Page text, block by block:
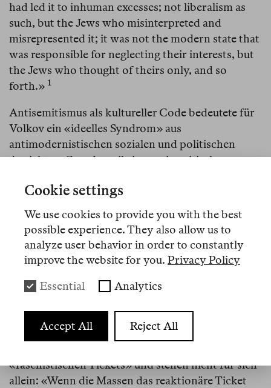
had led it to inhuman excesses; not liberalism as
such, but the Jews who misinterpreted and
misrepresented it; it was not the modern state that
was responsible for neglecting their interests, but
the Jews who thought of theirs only, and so
forth.»⁠ 1
Antisemitismus als kultureller Code bedeutete für
Volkov ein «ideelles Syndrom» aus
antimodernistischen sozialen und politischen
Ansichten. Gerade weil eine antisemitische
späten 19. Jahrhunderts vergleichsweise wenig
verbreitet war, konnte der Antisemitismus zu
einem politischen und subkulturellen Symbol
werden – zum Erkennungszeichen eines
antimodernen Milieus. Volkov lieferte damit ein
empirisches Beispiel für die siebte These der
«Elemente des Antisemitismus», die Horkheimer
hinzugefügt hatten. Der These zufolge sind
«faschistischen Tickets» und stehen nicht für sich
allein: «Wenn die Massen das reaktionäre Ticket
Cookie settings
We use cookies to provide you with the best
possible experience. They also allow us to
analyze user behavior in order to constantly
improve the website for you. Privacy Policy
Essential Analytics
Accept All Reject All